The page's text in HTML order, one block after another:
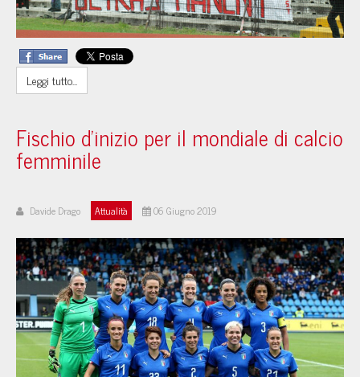
Leggi tutto...
Fischio d'inizio per il mondiale di calcio
femminile
Davide Drago Attualità 06 Giugno 2019